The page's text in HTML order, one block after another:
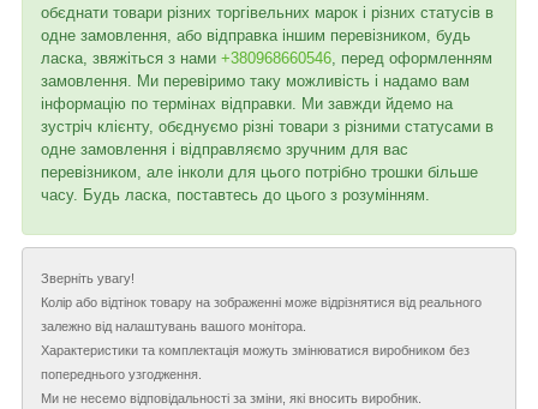
обєднати товари різних торгівельних марок і різних статусів в
одне замовлення, або відправка іншим перевізником, будь
ласка, звяжіться з нами +380968660546 , перед оформленням
замовлення. Ми перевіримо таку можливість і надамо вам
інформацію по термінах відправки. Ми завжди йдемо на
зустріч клієнту, обєднуємо різні товари з різними статусами в
одне замовлення і відправляємо зручним для вас
перевізником, але інколи для цього потрібно трошки більше
часу. Будь ласка, поставтесь до цього з розумінням.
Зверніть увагу!
Колір або відтінок товару на зображенні може відрізнятися від реального
залежно від налаштувань вашого монітора.
Характеристики та комплектація можуть змінюватися виробником без
попереднього узгодження.
Ми не несемо відповідальності за зміни, які вносить виробник.